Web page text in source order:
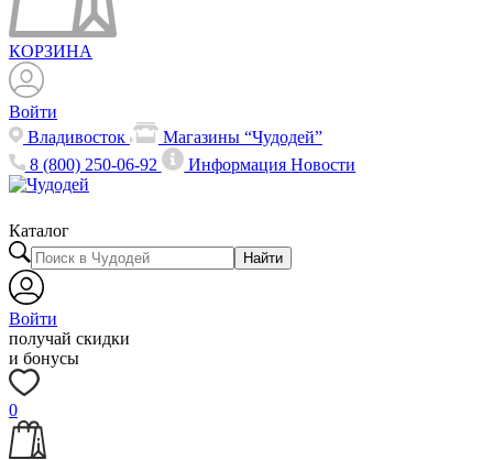
КОРЗИНА
Войти
Владивосток
Магазины “Чудодей”
8 (800) 250-06-92
ИнформацияНовости
Каталог
Найти
Войти
получай скидки
и бонусы
0